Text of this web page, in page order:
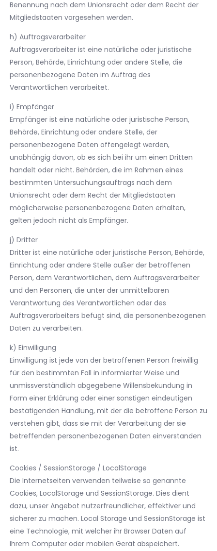
Benennung nach dem Unionsrecht oder dem Recht der
Mitgliedstaaten vorgesehen werden.
h) Auftragsverarbeiter
Auftragsverarbeiter ist eine natürliche oder juristische
Person, Behörde, Einrichtung oder andere Stelle, die
personenbezogene Daten im Auftrag des
Verantwortlichen verarbeitet.
i) Empfänger
Empfänger ist eine natürliche oder juristische Person,
Behörde, Einrichtung oder andere Stelle, der
personenbezogene Daten offengelegt werden,
unabhängig davon, ob es sich bei ihr um einen Dritten
handelt oder nicht. Behörden, die im Rahmen eines
bestimmten Untersuchungsauftrags nach dem
Unionsrecht oder dem Recht der Mitgliedstaaten
möglicherweise personenbezogene Daten erhalten,
gelten jedoch nicht als Empfänger.
j) Dritter
Dritter ist eine natürliche oder juristische Person, Behörde,
Einrichtung oder andere Stelle außer der betroffenen
Person, dem Verantwortlichen, dem Auftragsverarbeiter
und den Personen, die unter der unmittelbaren
Verantwortung des Verantwortlichen oder des
Auftragsverarbeiters befugt sind, die personenbezogenen
Daten zu verarbeiten.
k) Einwilligung
Einwilligung ist jede von der betroffenen Person freiwillig
für den bestimmten Fall in informierter Weise und
unmissverständlich abgegebene Willensbekundung in
Form einer Erklärung oder einer sonstigen eindeutigen
bestätigenden Handlung, mit der die betroffene Person zu
verstehen gibt, dass sie mit der Verarbeitung der sie
betreffenden personenbezogenen Daten einverstanden
ist.
Cookies / SessionStorage / LocalStorage
Die Internetseiten verwenden teilweise so genannte
Cookies, LocalStorage und SessionStorage. Dies dient
dazu, unser Angebot nutzerfreundlicher, effektiver und
sicherer zu machen. Local Storage und SessionStorage ist
eine Technologie, mit welcher ihr Browser Daten auf
Ihrem Computer oder mobilen Gerät abspeichert.